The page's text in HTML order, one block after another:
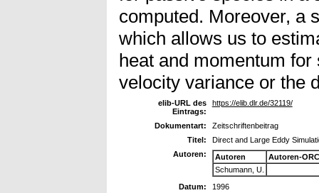
computed. Moreover, a
which allows us to
heat and momentum
velocity variance or the
elib-URL des
Eintrags:
https://elib.dlr.de/32119/
Dokumentart:
Zeitschriftenbeitrag
Titel:
Direct and Large Eddy
Autoren:
Autoren
Autoren-
Schumann, U.
Datum:
1996